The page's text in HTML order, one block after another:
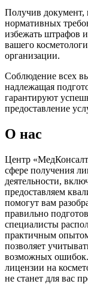
Получив документ,
нормативных
избежать штрафов
вашего
организации.
Соблюдение всех
надлежащая
гарантируют
предоставление
О нас
Центр
сфере получения
деятельности,
предоставляем
помогут вам
правильно
специалисты
практичным
позволяет
возможных ошибок.
лицензии на
не станет для вас